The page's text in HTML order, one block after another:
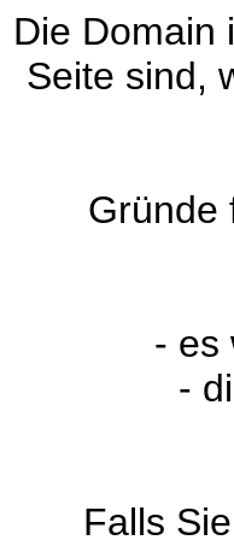
Die Domain
Seite sind,
Gründe
- es
-
Falls